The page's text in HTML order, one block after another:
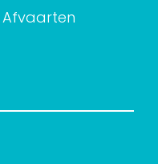
Afvaarten